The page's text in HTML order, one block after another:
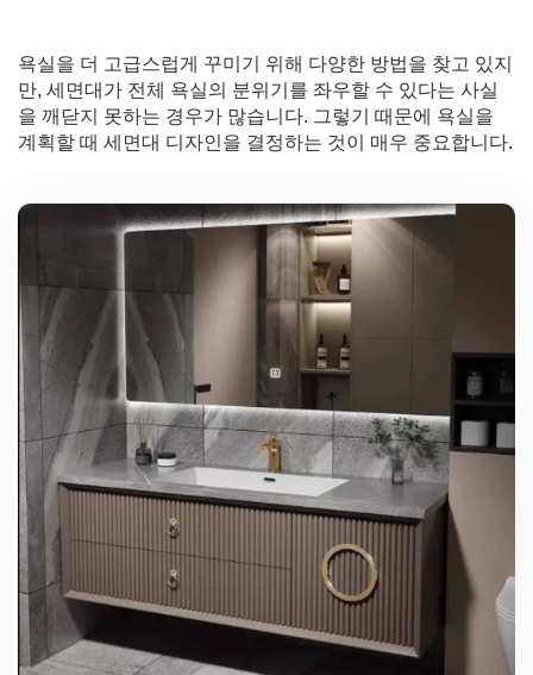
욕실을 더 고급스럽게 꾸미기 위해 다양한 방법을 찾고 있지
만, 세면대가 전체 욕실의 분위기를 좌우할 수 있다는 사실
을 깨닫지 못하는 경우가 많습니다. 그렇기 때문에 욕실을
계획할 때 세면대 디자인을 결정하는 것이 매우 중요합니다.